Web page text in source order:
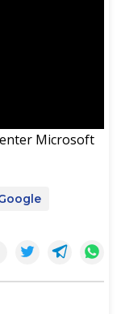
Microsoft